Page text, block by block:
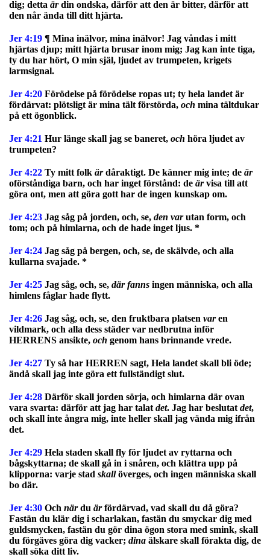
dig; detta ärdin ondska, därför att den är bitter, därför att
den når ända till ditt hjärta.
Jer 4:19 ¶ Mina inälvor, mina inälvor! Jag våndas i mitt
hjärtas djup; mitt hjärta brusar inom mig; Jag kan inte tiga,
ty du har hört, O min själ, ljudet av trumpeten, krigets
larmsignal.
Jer 4:20 Förödelse på förödelse ropas ut; ty hela landet är
fördärvat: plötsligt är mina tält förstörda, och mina tältdukar
på ett ögonblick.
Jer 4:21 Hur länge skall jag se baneret, och höra ljudet av
trumpeten?
Jer 4:22 Ty mitt folk ärdåraktigt. De känner mig inte; de är
oförståndiga barn, och har inget förstånd: de ärvisa till att
göra ont, men att göra gott har de ingen kunskap om.
Jer 4:23 Jag såg på jorden, och, se, den varutan form, och
tom; och på himlarna, och de hade inget ljus. *
Jer 4:24 Jag såg på bergen, och, se, de skälvde, och alla
kullarna svajade. *
Jer 4:25 Jag såg, och, se, där fanns ingen människa, och alla
himlens fåglar hade flytt.
Jer 4:26 Jag såg, och, se, den fruktbara platsen varen
vildmark, och alla dess städer var nedbrutna inför
HERRENS ansikte, och genom hans brinnande vrede.
Jer 4:27 Ty så har HERREN sagt, Hela landet skall bli öde;
ändå skall jag inte göra ett fullständigt slut.
Jer 4:28 Därför skall jorden sörja, och himlarna där ovan
vara svarta: därför att jag har talat det. Jag har beslutat det,
och skall inte ångra mig, inte heller skall jag vända mig ifrån
det.
Jer 4:29 Hela staden skall fly för ljudet av ryttarna och
bågskyttarna; de skall gå in i snåren, och klättra upp på
klipporna: varje stad skallöverges, och ingen människa skall
bo där.
Jer 4:30 Och närdu ärfördärvad, vad skall du då göra?
Fastän du klär dig i scharlakan, fastän du smyckar dig med
guldsmycken, fastän du gör dina ögon stora med smink, skall
du förgäves göra dig vacker; dina älskare skall förakta dig, de
skall söka ditt liv.